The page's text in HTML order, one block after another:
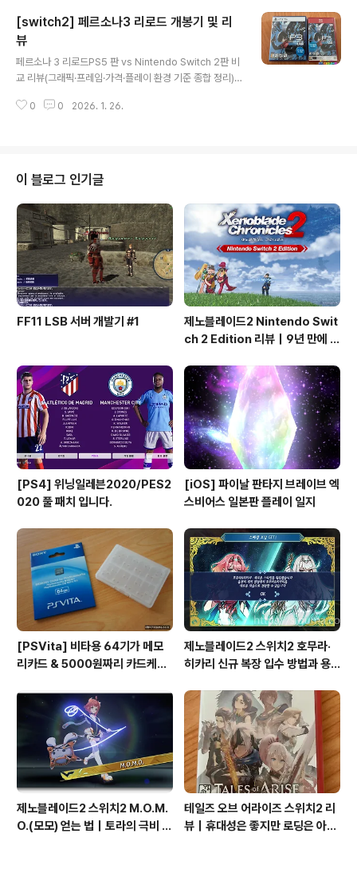
국내에 정식 발매되지 않았다는 점을 포함해 소장 관점에
서 이 한정판이 어떤 의미를 가지는지를 중심으로 정리해
본다. 더보기1. 한정판 패키지 첫인상가장 먼저 눈에 들어
오는 것은단연 슬라임 문양이 중앙에 배치된 금박 한정판
박스다.책 형태를 연상시키는 박스 구조과하지 않은 금색
톤과 음각 패턴전면 중앙의 슬라임 엠블럼요즘 한정판처럼
[switch2] 페르소나3 리로드 개봉기 및 리
뷰
페르소나 3 리로드PS5 판 vs Nintendo Switch 2판 비
교 리뷰(그래픽·프레임·가격·플레이 환경 기준 종합 정리)
폼에서 플레이하느냐”에 따라 체감 만족도가 더 크게 갈리
까지 정리한다. 더보기1. 패키지 & 소장 관점▶ PS5 판전
통적인 블루 케이스안정적인 구성전형적인 콘솔 패키지 감
성깔끔하고 무난하다.다만 “특별히 기억에 남는다”는 느낌
은 강하지 않다. ▶ Nintendo Switch 2판키카드, 레드
케이스 특유의 시각적 존재감진열 시 눈에 잘 띄고 사진도
잘 받..
0 0 2026. 1. 26.
이 블로그 인기글
FF11 LSB 서버 개발기 #1
제노블레이드2 Nintendo Swit
ch 2 Edition 리뷰｜9년 만에 완
[PS4] 위닝일레븐2020/PES2
020 풀 패치 입니다.
[iOS] 파이날 판타지 브레이브 엑
스비어스 일본판 플레이 일지
[PSVita] 비타용 64기가 메모
리카드 & 5000원짜리 카드케이
제노블레이드2 스위치2 호무라·
히카리 신규 복장 입수 방법과 용
제노블레이드2 스위치2 M.O.M.
O.(모모) 얻는 법｜토라의 극비 컬
테일즈 오브 어라이즈 스위치2 리
뷰｜휴대성은 좋지만 로딩은 아쉽